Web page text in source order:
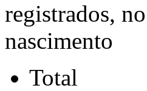
registrados,
nascimento
Total